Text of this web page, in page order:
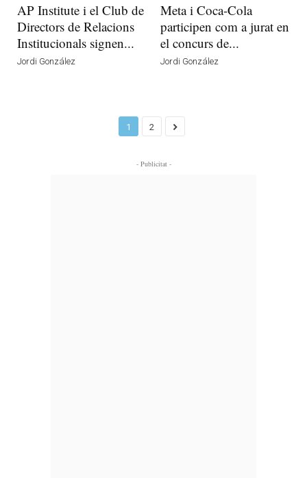
AP Institute i el Club de
Directors de Relacions
Institucionals signen...
Jordi González
Meta i Coca-Cola
participen com a jurat en
el concurs de...
Jordi González
1 2
- Publicitat -